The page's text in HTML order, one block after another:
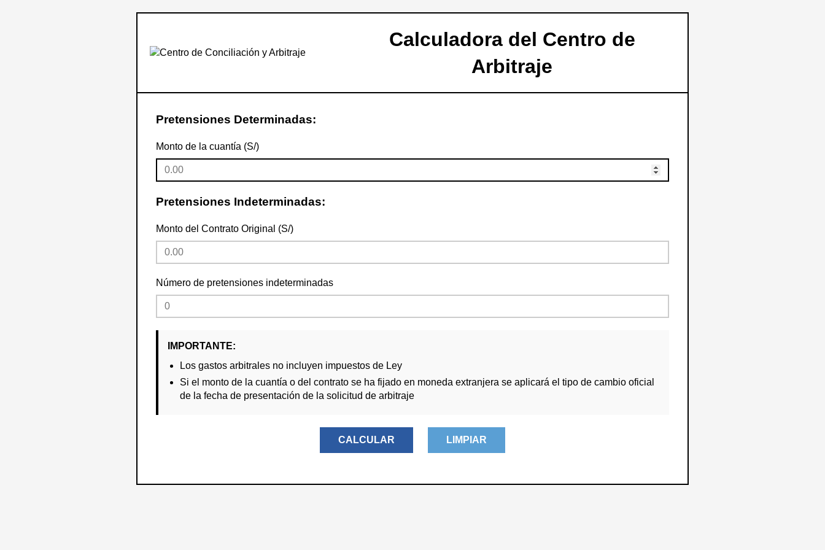
Calculadora del Centro de
Arbitraje
Pretensiones Determinadas:
Monto de la cuantía (S/)
Pretensiones Indeterminadas:
Monto del Contrato Original (S/)
Número de pretensiones indeterminadas
IMPORTANTE:
Los gastos arbitrales no incluyen impuestos de Ley
Si el monto de la cuantía o del contrato se ha fijado en moneda extranjera se aplicará el tipo de cambio oficial
de la fecha de presentación de la solicitud de arbitraje
CALCULAR LIMPIAR